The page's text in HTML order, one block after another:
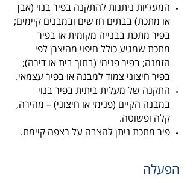
המעליות ניתנות להתקנה בפיר בנוי (אבן
או מתכת) בבתים חדשים ובמבנים קיימים;
בפיר מתכת בבנייה מקומית או בפיר
מתכת שמגיע כולל חיפוי מהיצרן לפי
הזמנה; בפיר פנימי (בתוך בית או דירה);
בפיר חיצוני צמוד למבנה או בפיר עצמאי.
התקנה של מעלית ביתית בפיר בנוי
במבנה הקיים (פנימי או חיצוני) – מהירה,
קלה ופשוטה.
פיר מתכת ניתן להצבה על רצפה קיימת.
הפעלה